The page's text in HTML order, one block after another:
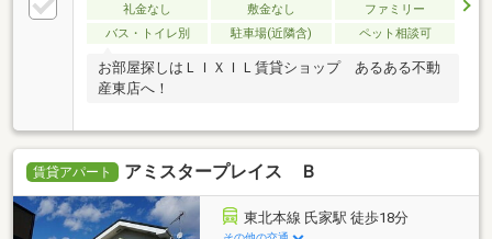
礼金なし 敷金なし
ファミリー
バス・トイレ別
駐車場(近隣含) ペット相談可
お部屋探しはＬＩＸＩＬ賃貸ショップ あるある不動
産東店へ！
賃貸アパート アミスタープレイス Ｂ
東北本線 氏家駅 徒歩18分